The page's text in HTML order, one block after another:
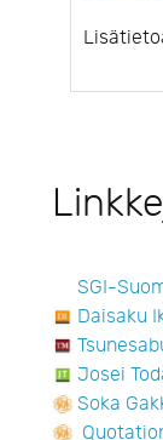
SGI-
Daisaku
Josei
Soka